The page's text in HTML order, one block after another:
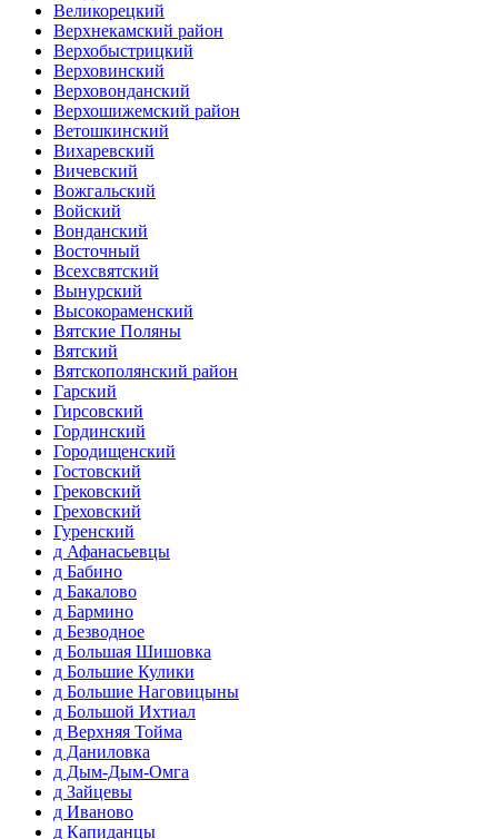
Великорецкий
Верхнекамский район
Верхобыстрицкий
Верховинский
Верховонданский
Верхошижемский район
Ветошкинский
Вихаревский
Вичевский
Вожгальский
Войский
Вонданский
Восточный
Всехсвятский
Вынурский
Высокораменский
Вятские Поляны
Вятский
Вятскополянский район
Гарский
Гирсовский
Гординский
Городищенский
Гостовский
Грековский
Греховский
Гуренский
д Афанасьевцы
д Бабино
д Бакалово
д Бармино
д Безводное
д Большая Шишовка
д Большие Кулики
д Большие Наговицыны
д Большой Ихтиал
д Верхняя Тойма
д Даниловка
д Дым-Дым-Омга
д Зайцевы
д Иваново
д Капиданцы